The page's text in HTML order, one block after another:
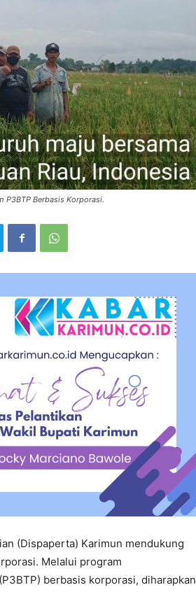
P3BTP Berbasis Korporasi.
(Dispaperta) Karimun mendukung
Melalui program
berbasis korporasi, diharapkan